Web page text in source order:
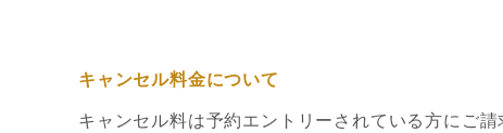
キャンセル料金について
キャンセル料は予約エントリーされている方にご請